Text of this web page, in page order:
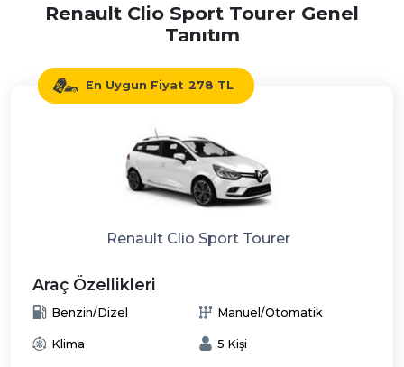
Renault Clio Sport Tourer Genel
Tanıtım
En Uygun Fiyat 278 TL
Renault Clio Sport Tourer
Araç Özellikleri
Benzin/Dizel Manuel/Otomatik
Klima 5 Kişi